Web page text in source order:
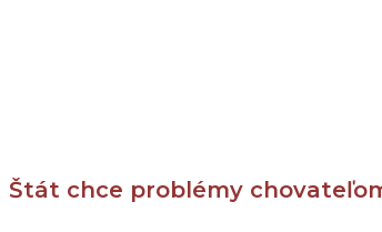
Štát chce problémy